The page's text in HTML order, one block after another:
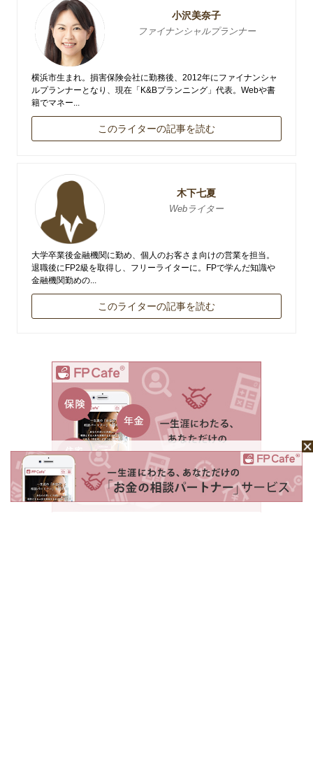
小沢美奈子
ファイナンシャルプランナー
横浜市生まれ。損害保険会社に勤務後、2012年にファイナンシャ
ルプランナーとなり、現在「K&Bプランニング」代表。Webや書
籍でマネー...
このライターの記事を読む
木下七夏
Webライター
大学卒業後金融機関に勤め、個人のお客さま向けの営業を担当。
退職後にFP2級を取得し、フリーライターに。FPで学んだ知識や
金融機関勤めの...
このライターの記事を読む